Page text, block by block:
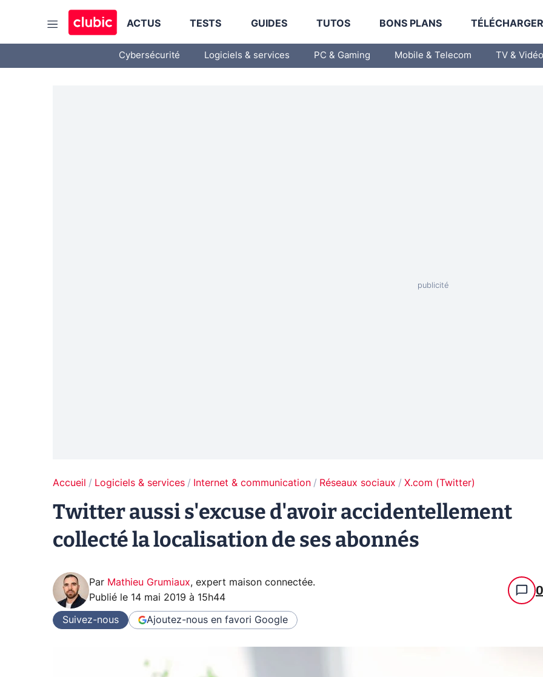
ACTUS TESTS GUIDES TUTOS BONS PLANS
Cybersécurité Logiciels & services PC & Gaming Mobile & Telecom TV & Vidéo
Accueil Logiciels & services Internet & communication Réseaux sociaux X.com (Twitter)
Twitter aussi s'excuse d'avoir accidentellement
collecté la localisation de ses abonnés
Par Mathieu Grumiaux, expert maison connectée.
Publié le 14 mai 2019 à 15h44 0
Suivez-nous Ajoutez-nous en favori Google